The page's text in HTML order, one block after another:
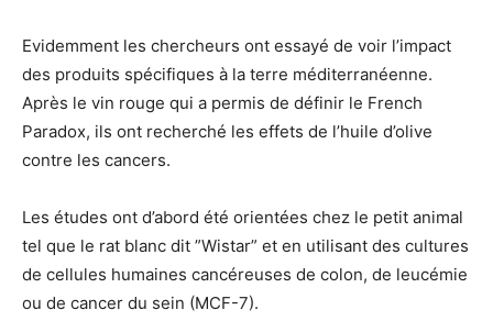
Evidemment les chercheurs ont essayé de voir l’impact
des produits spécifiques à la terre méditerranéenne.
Après le vin rouge qui a permis de définir le French
Paradox, ils ont recherché les effets de l’huile d’olive
contre les cancers.
Les études ont d’abord été orientées chez le petit animal
tel que le rat blanc dit ”Wistar” et en utilisant des cultures
de cellules humaines cancéreuses de colon, de leucémie
ou de cancer du sein (MCF-7).